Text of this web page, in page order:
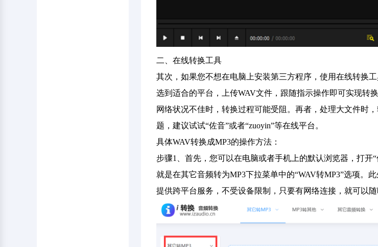
二、在线转换工具
其次，如果您不想在电脑上安装第三方程序，使用在线转换
选到适合的平台，上传WAV文件，跟随指示操作即可实现转
网络状况不佳时，转换过程可能受阻。再者，处理大文件时
题，建议试试“佐音”或者“zuoyin”等在线平台。
具体WAV转换成MP3的操作方法：
步骤1、首先，您可以在电脑或者手机上的默认浏览器，打开
就是在其它音频转为MP3下拉菜单中的“WAV转MP3”选项。
提供跨平台服务，不受设备限制，只要有网络连接，就可以随